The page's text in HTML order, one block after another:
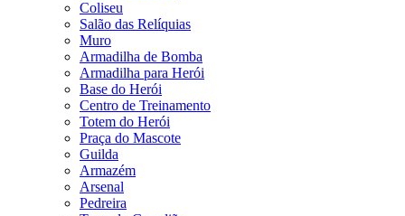
Coliseu
Salão das Relíquias
Muro
Armadilha de Bomba
Armadilha para Herói
Base do Herói
Centro de Treinamento
Totem do Herói
Praça do Mascote
Guilda
Armazém
Arsenal
Pedreira